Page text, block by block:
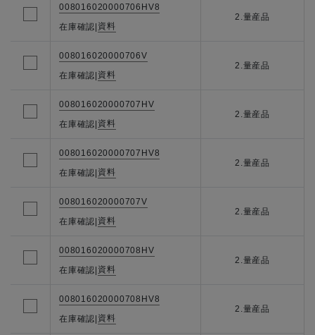
008016020000706HV8
在庫確認| 資料
2.量産品
008016020000706V
在庫確認| 資料
2.量産品
008016020000707HV
在庫確認| 資料
2.量産品
008016020000707HV8
在庫確認| 資料
2.量産品
008016020000707V
在庫確認| 資料
2.量産品
008016020000708HV
在庫確認| 資料
2.量産品
008016020000708HV8
在庫確認| 資料
2.量産品